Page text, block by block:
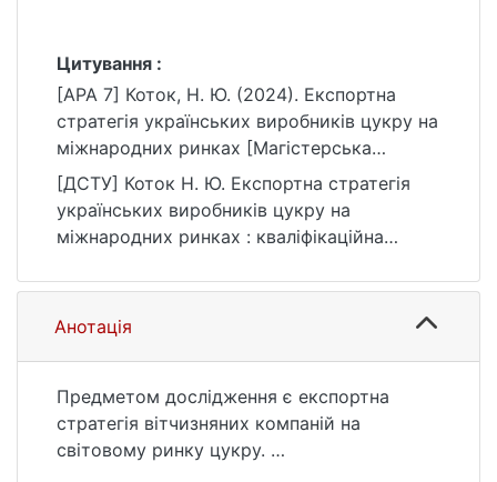
Цитування :
[APA 7] Коток, Н. Ю. (2024). Експортна
стратегія українських виробників цукру на
міжнародних ринках [Магістерська
робота, Київський національний
університет імені Тараса Шевченка].
eKNUTSHIR.
https://ir.library.knu.ua/handle/15071834/1023
4
[ДСТУ] Коток Н. Ю. Експортна стратегія
українських виробників цукру на
міжнародних ринках : кваліфікаційна
поведінкові науки / наук. кер. О. Ю.
Кузьома. Київ, 2024. 97 с. URL:
https://ir.library.knu.ua/handle/15071834/1023
Анотація
Предметом дослідження є експортна
стратегія вітчизняних компаній на
світовому ринку цукру.